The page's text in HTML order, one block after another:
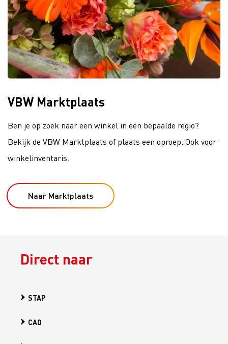
VBW Marktplaats
Ben je op zoek naar een winkel in een bepaalde regio?
Bekijk de VBW Marktplaats of plaats een oproep. Ook voor
winkelinventaris.
Naar Marktplaats
Direct naar
STAP
CAO